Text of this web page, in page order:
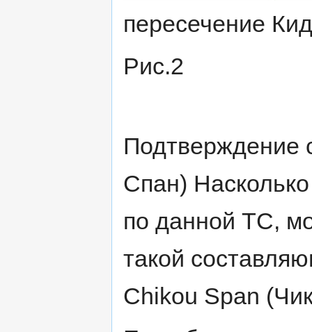
пересечение
Рис.2
Подтверждение
Спан)
по данной ТС,
такой
Chikou Span